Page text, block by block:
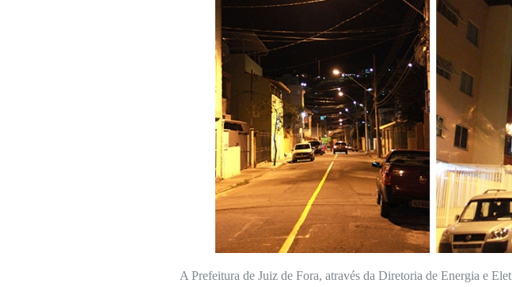
A Prefeitura de Juiz de Fora, através da Diretoria de Energia e